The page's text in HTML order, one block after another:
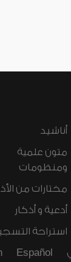
أناشيد
متون علمية
ومنظومات
مختارات من
أدعية و أذكار
استراحة
Español